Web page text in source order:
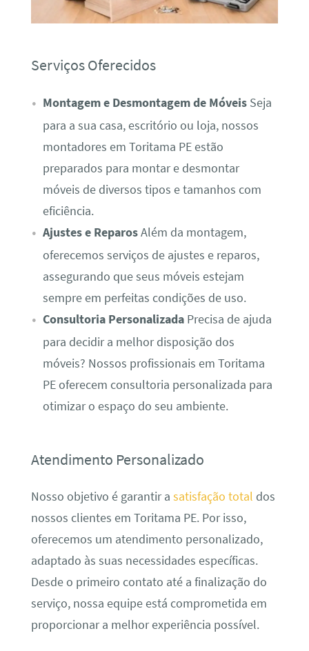
Serviços Oferecidos
Montagem e Desmontagem de MóveisSeja
para a sua casa, escritório ou loja, nossos
montadores em Toritama PE estão
preparados para montar e desmontar
móveis de diversos tipos e tamanhos com
eficiência.
Ajustes e ReparosAlém da montagem,
oferecemos serviços de ajustes e reparos,
assegurando que seus móveis estejam
sempre em perfeitas condições de uso.
Consultoria PersonalizadaPrecisa de ajuda
para decidir a melhor disposição dos
móveis? Nossos profissionais em Toritama
PE oferecem consultoria personalizada para
otimizar o espaço do seu ambiente.
Atendimento Personalizado
Nosso objetivo é garantir a satisfação total dos
nossos clientes em Toritama PE. Por isso,
oferecemos um atendimento personalizado,
adaptado às suas necessidades específicas.
Desde o primeiro contato até a finalização do
serviço, nossa equipe está comprometida em
proporcionar a melhor experiência possível.